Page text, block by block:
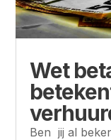
Wet
Ben jij al